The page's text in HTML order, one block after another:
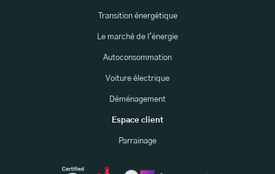
Transition énergétique
Le marché de l'énergie
Autoconsommation
Voiture électrique
Déménagement
Espace client
Parrainage